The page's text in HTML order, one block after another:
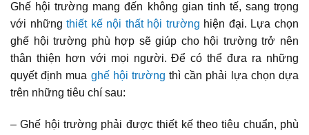
Ghế hội trường mang đến không gian tinh tế, sang trọng
với nhữngthiết kế nội thất hội trường hiện đại. Lựa chọn
ghế hội trường phù hợp sẽ giúp cho hội trường trở nên
thân thiện hơn với mọi người. Để có thể đưa ra những
quyết định mua ghế hội trường thì cần phải lựa chọn dựa
trên những tiêu chí sau:
– Ghế hội trường phải được thiết kế theo tiêu chuẩn, phù